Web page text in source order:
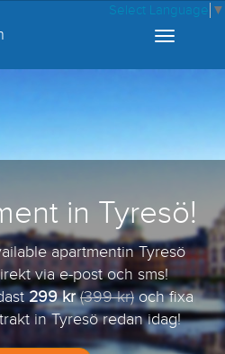
Select Language ▼
Toggle
in Tyresö!
apartmentin Tyresö
via e-post och sms!
299 kr (399 kr)och fixa
in Tyresö redan idag!